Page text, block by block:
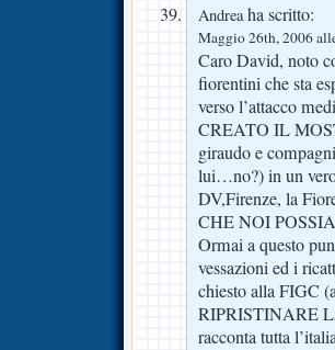
Andreaha scritto:
Maggio 26th, 2006
Caro David, noto
fiorentini che sta
verso l’attacco
CREATO IL
giraudo e
lui…no?) in un
DV,Firenze, la
CHE NOI
Ormai a questo
vessazioni ed i
chiesto alla FIGC
RIPRISTINARE
racconta tutta